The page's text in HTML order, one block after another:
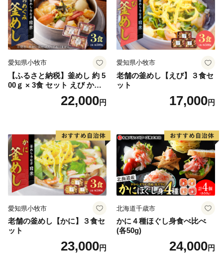
す。
四季折々の陸前高田へ、ぜひ一度お越しください。
〇ふるさと納税を通じて障がい者の雇用を！
がい者の皆様に正式に委託しております。
もしかすると、きちんと梱包されているか心配される方
手な作業もありますが、皆さんの高い集中力と一つ一つ
また、ふるさと納税は市の事業ということで自分達が
「市に役立つ仕事をしているんだ」と誇りを持っていま
す。手を抜くことはありません。
ご寄附の使い道として障がい者の皆様への支援をするの
ではなく、一歩進んだ直接的な取組みにより障がい者の
皆様の雇用を生み出しています。
〇ふるさと納税を通じて想いを届ける
全国の皆様からの応援のメッセージやご支援をいただい
ております。「震災の後、医療チームで来ました」「ボ
愛知県小牧市
【ふるさと納税】釜めし 約 5
00ｇ × 3食 セット えび かに
海のめぐみ 老舗 急速冷凍 レ
ンチン 時短 簡単調理 食品 加
せグルメ 愛知県 小牧市 送料
無料
22,000円
愛知県小牧市
老舗の釜めし【えび】３食セ
ット
17,000円
愛知県小牧市
老舗の釜めし【かに】３食セ
ット
23,000円
北海道千歳市
かに４種ほぐし身食べ比べ
(各50g)
24,000円